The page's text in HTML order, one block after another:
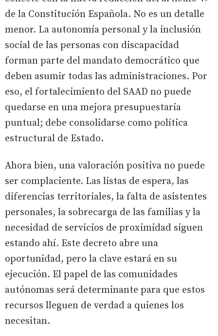
de la Constitución Española. No es un detalle
menor. La autonomía personal y la inclusión
social de las personas con discapacidad
forman parte del mandato democrático que
deben asumir todas las administraciones. Por
eso, el fortalecimiento del SAAD no puede
quedarse en una mejora presupuestaria
puntual; debe consolidarse como política
estructural de Estado.
Ahora bien, una valoración positiva no puede
ser complaciente. Las listas de espera, las
diferencias territoriales, la falta de asistentes
personales, la sobrecarga de las familias y la
necesidad de servicios de proximidad siguen
estando ahí. Este decreto abre una
oportunidad, pero la clave estará en su
ejecución. El papel de las comunidades
autónomas será determinante para que estos
recursos lleguen de verdad a quienes los
necesitan.